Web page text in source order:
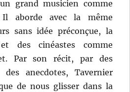
grand musicien comme
Il aborde avec la même
sans idée préconçue, la
des cinéastes comme
Par son récit, par des
des anecdotes, Tavernier
de nous glisser dans la